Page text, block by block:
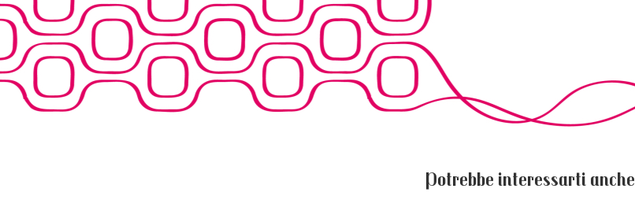
Potrebbe interessarti anche